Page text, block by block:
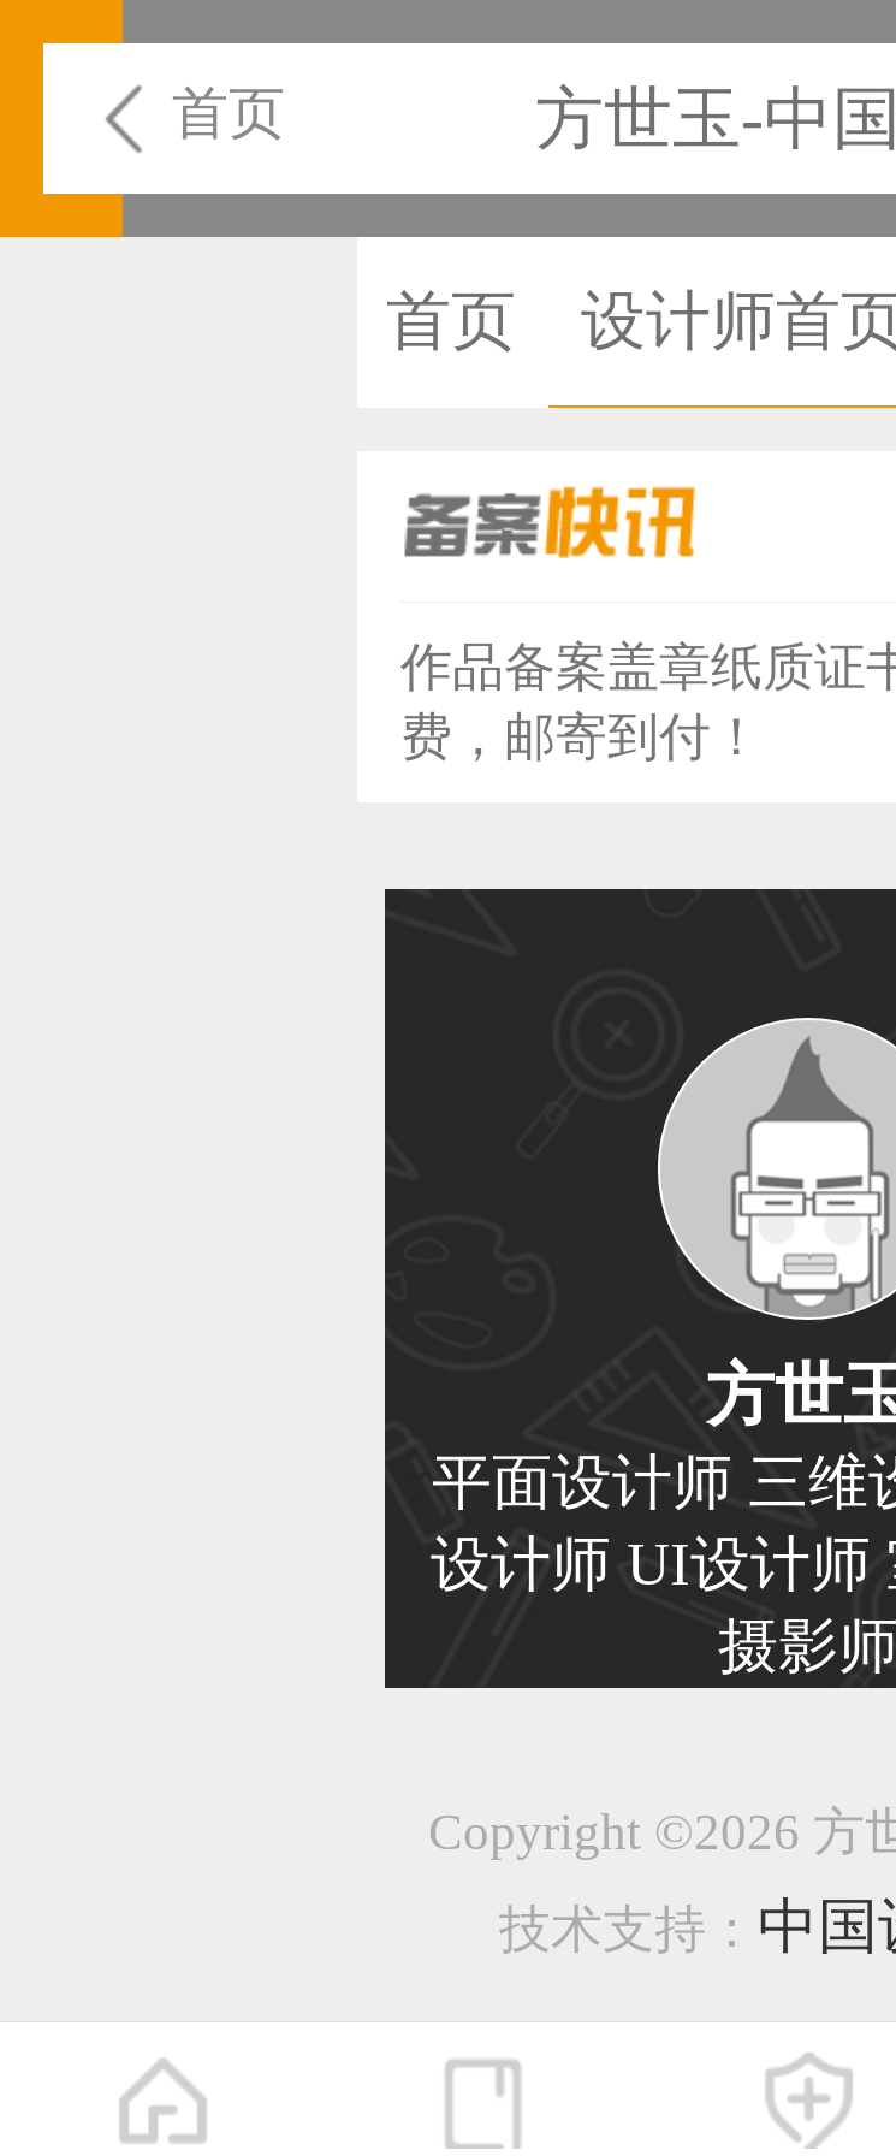
首页 方世玉-中
首页 设计师首
恭喜136****9807用
恭喜159****4930用
恭喜150****6483用
恭喜131****2473用
恭喜159****4201用
恭喜133****6466用
恭喜131****1475用
恭喜133****8874用
恭喜133****9020用
更多
作品备案盖章纸质证
费，邮寄到付！
方世
平面设计师 三维
设计师 UI设计师
摄影师
Copyright ©2026 方
技术支持： 中国